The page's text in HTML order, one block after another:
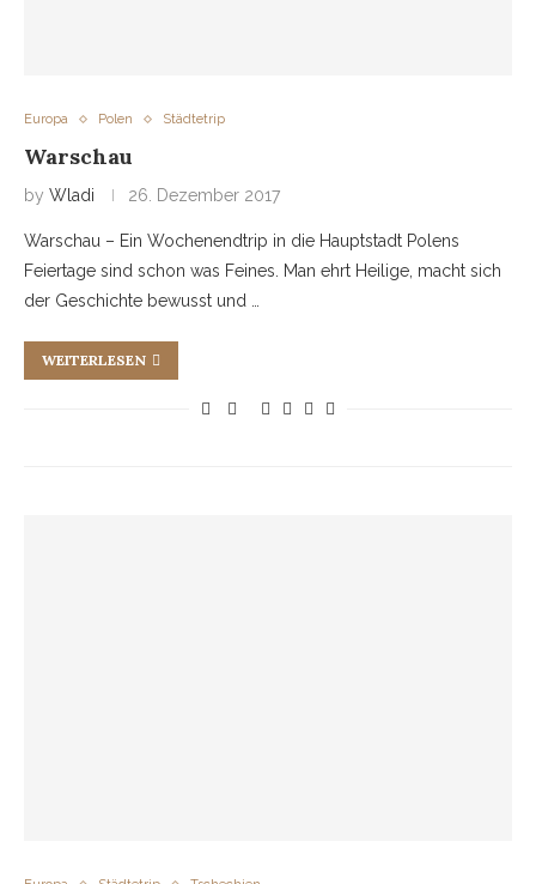
Europa Polen Städtetrip
Warschau
by Wladi 26. Dezember 2017
Warschau – Ein Wochenendtrip in die Hauptstadt Polens
Feiertage sind schon was Feines. Man ehrt Heilige, macht sich
der Geschichte bewusst und …
WEITERLESEN